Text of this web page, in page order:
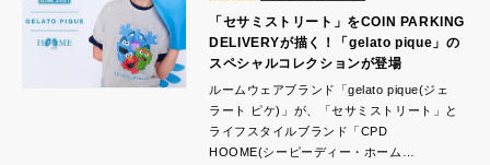
「セサミストリート」をCOIN PARKING
DELIVERYが描く！「gelato pique」の
スペシャルコレクションが登場
ルームウェアブランド「gelato pique(ジェ
ラート ピケ)」が、「セサミストリート」と
ライフスタイルブランド「CPD
HOOME(シーピーディー・ホーム…